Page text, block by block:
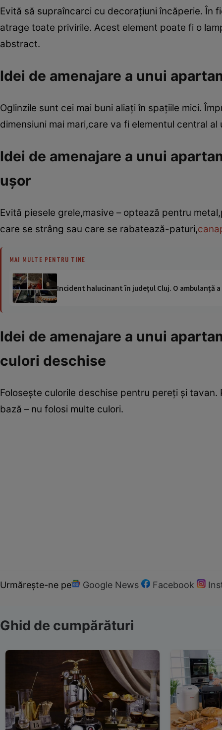
Evită să supraîncarci cu decoraţiuni încăperie. În
atrage toate privirile. Acest element poate fi o
abstract.
Idei de amenajare a unui
Oglinzile sunt cei mai buni aliaţi în spaţiile mici.
dimensiuni mai mari,care va fi elementul central
Idei de amenajare a unui
uşor
Evită piesele grele,masive – optează pentru
care se strâng sau care se rabatează-paturi,
MAI MULTE PENTRU TINE
Incident halucinant în județul Cluj. O ambulanță
Idei de amenajare a unui
culori deschise
Foloseşte culorile deschise pentru pereţi şi
bază – nu folosi multe culori.
Urmărește-ne pe Google News Facebook
Ghid de cumpărături